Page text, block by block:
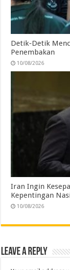
Detik-Detik
Penembakan
10/08/2026
Iran Ingin
Kepentingan
10/08/2026
Leave a Reply